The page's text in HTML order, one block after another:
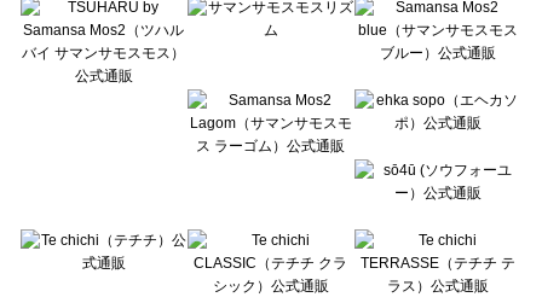
Lugnoncure（ルノンキュール）の時計一覧
BETTY'S BLUE（べティーズブルー）の時計一覧
Wpc.（ワールドパーティー）の時計一覧